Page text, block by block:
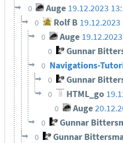
0 Auge 19.12.2023
0 Rolf B 19.12.2023
0 Auge
0 Gunnar
0 Navigations-
0 Gunnar
0 HTML_go
0 Auge
0 Gunnar
0 Gunnar